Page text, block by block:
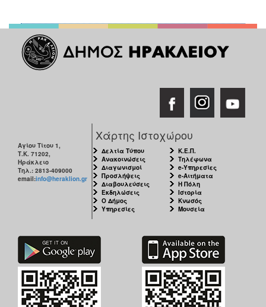
Αγίου Τίτου 1,
Τ.Κ. 71202,
Ηράκλειο
Τηλ.: 2813-409000
email:info@heraklion.gr
Χάρτης Ιστοχώρου
Δελτία Τύπου
Ανακοινώσεις
Διαγωνισμοί
Προσλήψεις
Διαβουλεύσεις
Εκδηλώσεις
Ο Δήμος
Υπηρεσίες
Κ.Ε.Π.
Τηλέφωνα
e-Υπηρεσίες
e-Αιτήματα
Η Πόλη
Ιστορία
Κνωσός
Μουσεία